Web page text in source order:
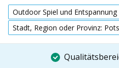
Outdoor Spiel und Entspannung
Stadt, Region oder Provinz: